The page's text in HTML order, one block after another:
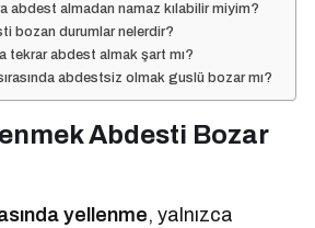
abdest almadan namaz kılabilir miyim?
bozan durumlar nelerdir?
tekrar abdest almak şart mı?
abdestsiz olmak guslü bozar mı?
Abdesti Bozar
yellenme, yalnızca